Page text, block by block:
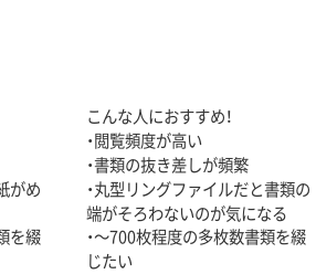
がめ
を綴
こんな人におすすめ！
・閲覧頻度が高い
・書類の抜き差しが頻繁
・丸型リングファイルだと書類の
端がそろわないのが気になる
・～700枚程度の多枚数書類を綴
じたい